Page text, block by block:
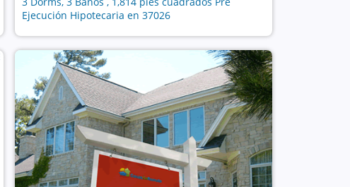
Ejecución Hipotecaria en 37026